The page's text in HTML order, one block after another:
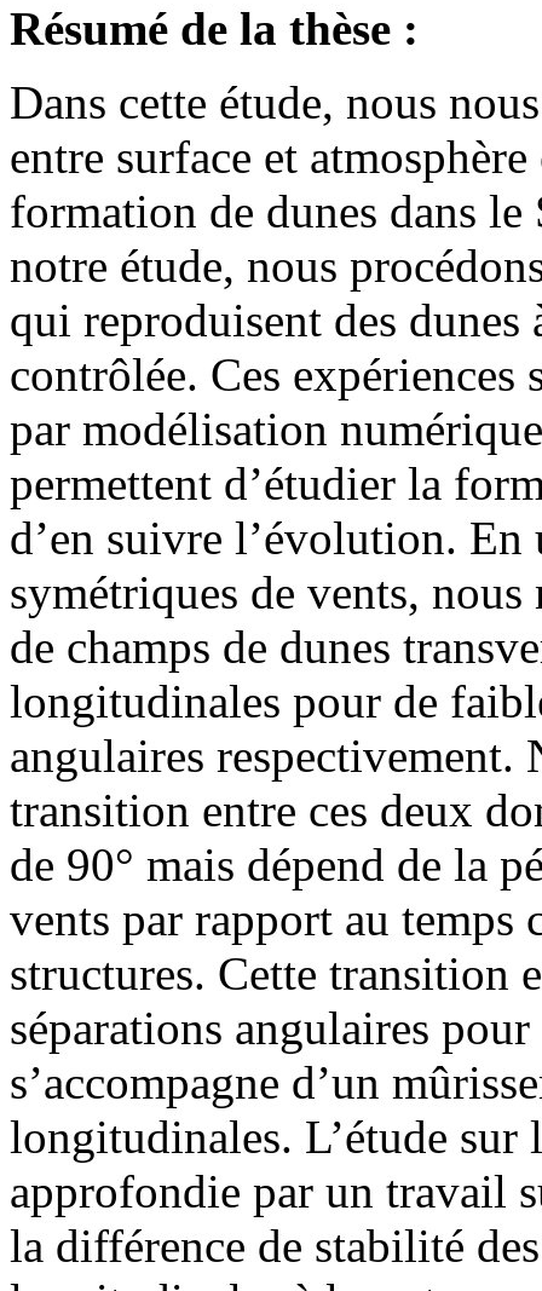
Résumé de la thèse :
Dans cette étude, nous
entre surface et
formation de dunes dans
notre étude, nous
qui reproduisent des dunes
contrôlée. Ces expériences
par modélisation
permettent d’étudier la
d’en suivre l’évolution.
symétriques de vents,
de champs de dunes
longitudinales pour de
angulaires respectivement.
transition entre ces deux
de 90° mais dépend de la
vents par rapport au temps
structures. Cette transition
séparations angulaires
s’accompagne d’un
longitudinales. L’étude sur
approfondie par un travail
la différence de stabilité